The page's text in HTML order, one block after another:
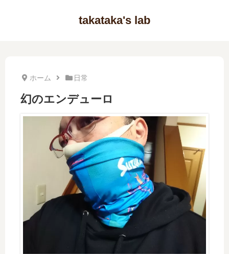
takataka's lab
ホーム 日常
幻のエンデューロ